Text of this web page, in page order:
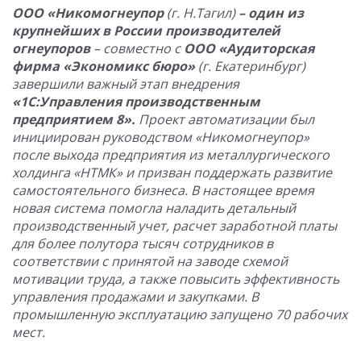
ООО «Никомогнеупор(г. Н.Тагил)– один из
крупнейших в России производителей
огнеупоров– совместно с ООО «Аудиторская
фирма «Экономикс бюро»(г. Екатеринбург)
завершили важный этап внедрения
«1С:Управления производственным
предприятием 8». Проект автоматизации был
инициирован руководством «Никомогнеупор»
после выхода предприятия из металлургического
холдинга «НТМК» и призван поддержать развитие
самостоятельного бизнеса. В настоящее время
новая система помогла наладить детальный
производственный учет, расчет заработной платы
для более полутора тысяч сотрудников в
соответствии с принятой на заводе схемой
мотивации труда, а также повысить эффективность
управления продажами и закупками. В
промышленную эксплуатацию запущено 70 рабочих
мест.